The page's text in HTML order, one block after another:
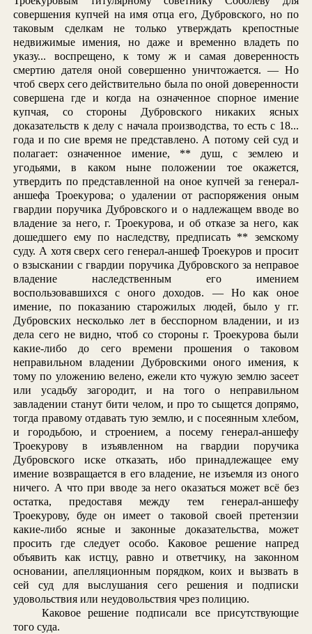
совершения купчей на имя отца его, Дубровского, но по
таковым сделкам не только утверждать крепостные
недвижимые имения, но даже и временно владеть по
указу... воспрещено, к тому ж и самая доверенность
смертию дателя оной совершенно уничтожается. — Но
чтоб сверх сего действительно была по оной доверенности
совершена где и когда на означенное спорное имение
купчая, со стороны Дубровского никаких ясных
доказательств к делу с начала производства, то есть с 18...
года и по сие время не представлено. А потому сей суд и
полагает: означенное имение, ** душ, с землею и
угодьями, в каком ныне положении тое окажется,
утвердить по представленной на оное купчей за генерал-
аншефа Троекурова; о удалении от распоряжения оным
гвардии поручика Дубровского и о надлежащем вводе во
владение за него, г. Троекурова, и об отказе за него, как
дошедшего ему по наследству, предписать ** земскому
суду. А хотя сверх сего генерал-аншеф Троекуров и просит
о взыскании с гвардии поручика Дубровского за неправое
владение наследственным его имением
воспользовавшихся с оного доходов. — Но как оное
имение, по показанию старожилых людей, было у гг.
Дубровских несколько лет в бесспорном владении, и из
дела сего не видно, чтоб со стороны г. Троекурова были
какие-либо до сего времени прошения о таковом
неправильном владении Дубровскими оного имения, к
тому по уложению велено, ежели кто чужую землю засеет
или усадьбу загородит, и на того о неправильном
завладении станут бити челом, и про то сыщется допрямо,
тогда правому отдавать тую землю, и с посеянным хлебом,
и городьбою, и строением, а посему генерал-аншефу
Троекурову в изъявленном на гвардии поручика
Дубровского иске отказать, ибо принадлежащее ему
имение возвращается в его владение, не изъемля из оного
ничего. А что при вводе за него оказаться может всё без
остатка, предоставя между тем генерал-аншефу
Троекурову, буде он имеет о таковой своей претензии
какие-либо ясные и законные доказательства, может
просить где следует особо. Каковое решение напред
объявить как истцу, равно и ответчику, на законном
основании, апелляционным порядком, коих и вызвать в
сей суд для выслушания сего решения и подписки
удовольствия или неудовольствия чрез полицию.
Каковое решение подписали все присутствующие
того суда.